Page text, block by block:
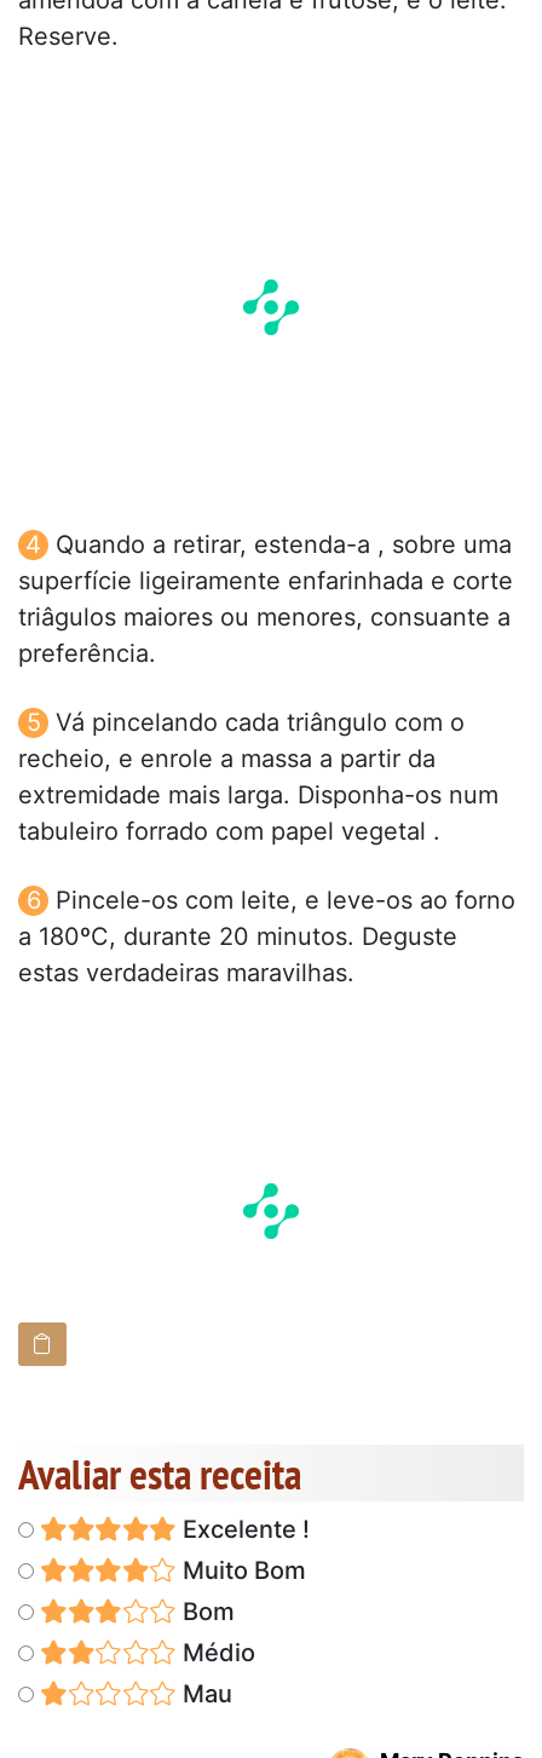
Reserve.
Quando a retirar, estenda-a , sobre uma
superfície ligeiramente enfarinhada e corte
triâgulos maiores ou menores, consuante a
preferência.
Vá pincelando cada triângulo com o
recheio, e enrole a massa a partir da
extremidade mais larga. Disponha-os num
tabuleiro forrado com papel vegetal .
Pincele-os com leite, e leve-os ao forno
a 180ºC, durante 20 minutos. Deguste
estas verdadeiras maravilhas.
Avaliar esta receita
Excelente !
Muito Bom
Bom
Médio
Mau